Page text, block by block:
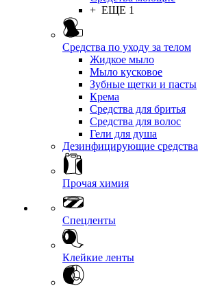
+ ЕЩЕ 1
Средства по уходу за телом
Жидкое мыло
Мыло кусковое
Зубные щетки и пасты
Крема
Средства для бритья
Средства для волос
Гели для душа
Дезинфицирующие средства
Прочая химия
Спецленты
Клейкие ленты